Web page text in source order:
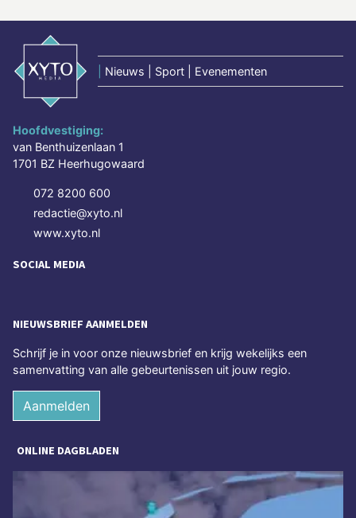
Nieuws | Sport | Evenementen
Hoofdvestiging:
van Benthuizenlaan 1
1701 BZ Heerhugowaard
072 8200 600
redactie@xyto.nl
www.xyto.nl
SOCIAL MEDIA
NIEUWSBRIEF AANMELDEN
Schrijf je in voor onze nieuwsbrief en krijg wekelijks een
samenvatting van alle gebeurtenissen uit jouw regio.
Aanmelden
ONLINE DAGBLADEN